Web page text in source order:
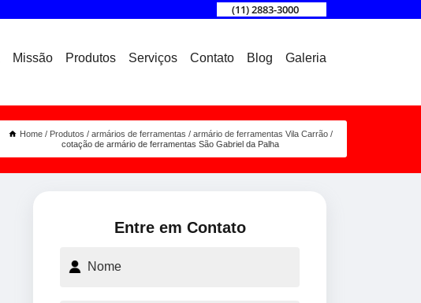
(11) 2883-3000
Missão Produtos Serviços Contato Blog Galeria
Home Produtos armários de ferramentas
armário de ferramentas Vila Carrão
cotação de armário de ferramentas São Gabriel da Palha
Entre em Contato